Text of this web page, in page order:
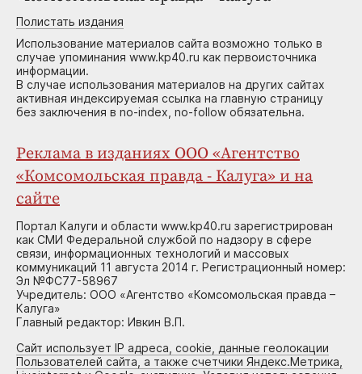
Полистать издания
Использование материалов сайта возможно только в
случае упоминания www.kp40.ru как первоисточника
информации.
В случае использования материалов на других сайтах
активная индексируемая ссылка на главную страницу
без заключения в no-index, no-follow обязательна.
Реклама в изданиях ООО «Агентство
«Комсомольская правда - Калуга» и на
сайте
Портал Калуги и области www.kp40.ru зарегистрирован
как СМИ Федеральной службой по надзору в сфере
связи, информационных технологий и массовых
коммуникаций 11 августа 2014 г. Регистрационный номер:
Эл №ФС77-58967
Учредитель: ООО «Агентство «Комсомольская правда –
Калуга»
Главный редактор: Ивкин В.П.
Сайт использует IP адреса, cookie, данные геолокации
Пользователей сайта, а также счетчики Яндекс.Метрика,